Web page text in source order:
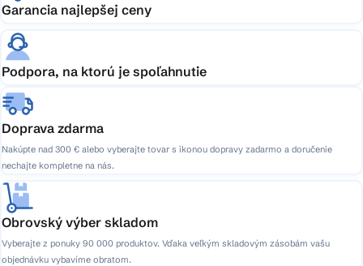
Garancia najlepšej ceny
Podpora, na ktorú je spoľahnutie
Doprava zdarma
Nakúpte nad 300 € alebo vyberajte tovar s ikonou dopravy zadarmo a doručenie
nechajte kompletne na nás.
Obrovský výber skladom
Vyberajte z ponuky 90 000 produktov. Vďaka veľkým skladovým zásobám vašu
objednávku vybavíme obratom.